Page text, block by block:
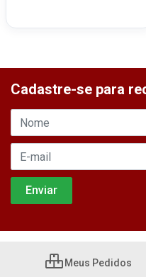
Cadastre-se para
Meus Pedidos